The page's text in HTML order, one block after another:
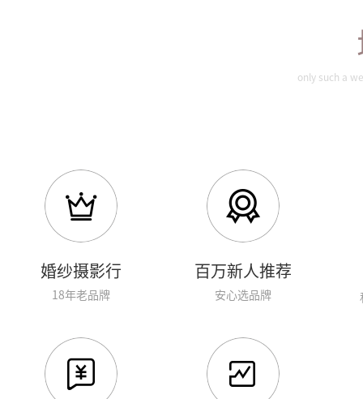
only such a
婚纱摄影行
18年老品牌
百万新人推荐
安心选品牌